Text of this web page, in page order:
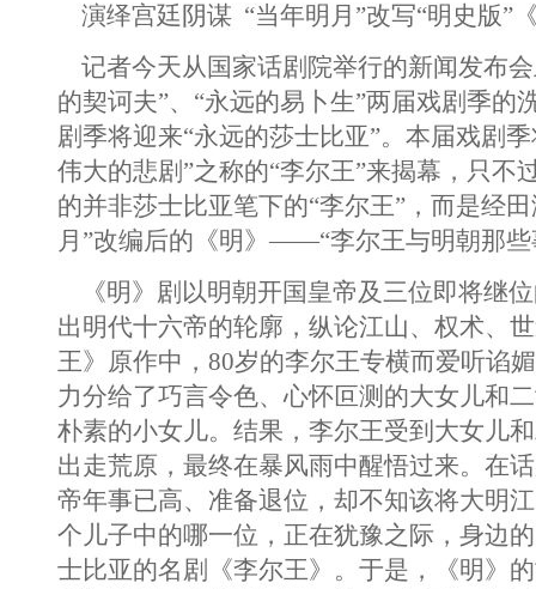
演绎宫廷阴谋 “当年明月”改写“明史版”
记者今天从国家话剧院举行的新闻发布
的契诃夫”、“永远的易卜生”两届戏剧季的
剧季将迎来“永远的莎士比亚”。本届戏剧
伟大的悲剧”之称的“李尔王”来揭幕，只不
的并非莎士比亚笔下的“李尔王”，而是经
月”改编后的《明》——“李尔王与明朝那些
《明》剧以明朝开国皇帝及三位即将继
出明代十六帝的轮廓，纵论江山、权术、
王》原作中，80岁的李尔王专横而爱听谄
力分给了巧言令色、心怀叵测的大女儿和
朴素的小女儿。结果，李尔王受到大女儿
出走荒原，最终在暴风雨中醒悟过来。在
帝年事已高、准备退位，却不知该将大明
个儿子中的哪一位，正在犹豫之际，身边
士比亚的名剧《李尔王》。于是，《明》